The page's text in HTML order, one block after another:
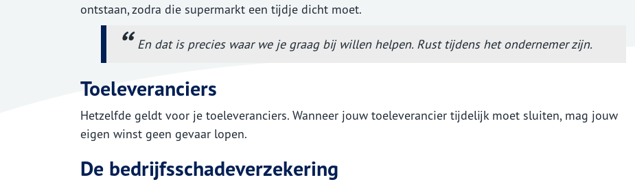
ontstaan, zodra die supermarkt een tijdje dicht moet.
En dat is precies waar we je graag bij willen helpen. Rust tijdens het ondernemer zijn.
Toeleveranciers
Hetzelfde geldt voor je toeleveranciers. Wanneer jouw toeleverancier tijdelijk moet sluiten, mag jouw
eigen winst geen gevaar lopen.
De bedrijfsschadeverzekering